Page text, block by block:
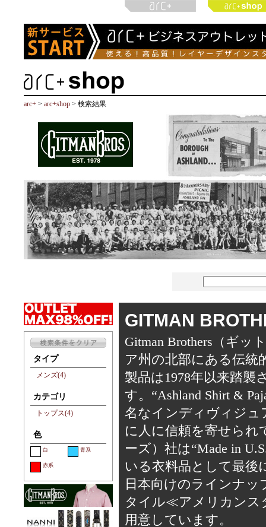
arc+ > arc+shop > 検索結果
タイプ
メンズ(4)
カテゴリ
トップス(4)
色
白 青系
赤系
GITMAN
Gitman Brothers（ギ
ア州の北部にある伝統
製品は1978年以来踏
す。“Ashland Shirt &
名なインディヴィジュ
に人に信頼を寄せられ
ーズ）社は“Made in
いる衣料品として最後
日本向けのラインナ
タイル≪アメリカン
用意しています。